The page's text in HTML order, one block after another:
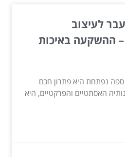
לעיצוב
– ההשקעה באיכות
ספה נפתחת היא פתרון חכם
האסתטיים והפרקטיים, היא